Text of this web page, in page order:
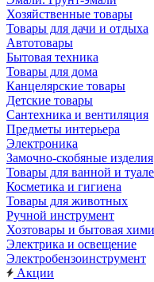
Хозяйственные товары
Товары для дачи и отдыха
Автотовары
Бытовая техника
Товары для дома
Канцелярские товары
Детские товары
Сантехника и вентиляция
Предметы интерьера
Электроника
Замочно-скобяные изделия
Товары для ванной и
Косметика и гигиена
Товары для животных
Ручной инструмент
Хозтовары и бытовая
Электрика и освещение
Электробензоинструмент
Акции